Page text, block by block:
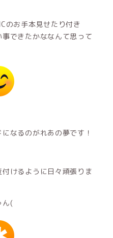
のお手本見せたり付き
できたかななんて思って
なるのがれあの夢です！
けるように日々頑張りま
ん(